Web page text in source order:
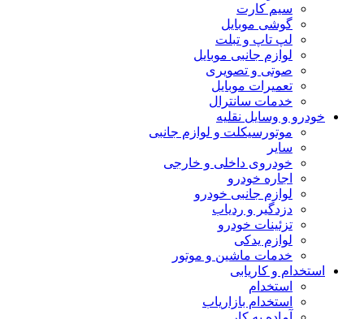
سیم کارت
گوشی موبایل
لپ تاپ و تبلت
لوازم جانبی موبایل
صوتی و تصویری
تعمیرات موبایل
خدمات سانترال
خودرو و وسایل نقلیه
موتورسیکلت و لوازم جانبی
سایر
خودروی داخلی و خارجی
اجاره خودرو
لوازم جانبی خودرو
دزدگیر و ردیاب
تزئینات خودرو
لوازم یدکی
خدمات ماشین و موتور
استخدام و کاریابی
استخدام
استخدام بازاریاب